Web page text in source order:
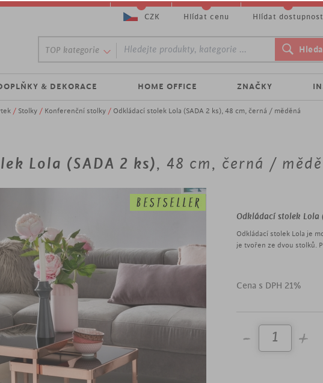
/ Stolky / Konferenční stolky / Odkládací stolek Lola (SADA 2 ks), 48 cm, černá / měděná
Lola (SADA 2 ks), 48 cm, černá /
Odkládací stolek Lola
Odkládací stolek Lola je
je tvořen ze dvou stolků.
moderní odkládací
2 různě veliké stolky,
stolová deska z
rám z kovu v
Cena s DPH 21%
TOP kategorie
& DEKORACE HOME OFFICE ZNAČKY
CZK Hlídat cenu Hlídat dostupnost